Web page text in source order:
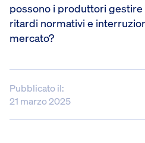
possono i produttori
ritardi normativi e
mercato?
Pubblicato il:
21 marzo 2025